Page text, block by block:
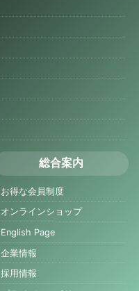
総合案内
お得な会員制度
オンラインショップ
English Page
企業情報
採用情報